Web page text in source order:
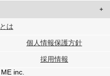
ザーに合わせたコンテンツや広告の
トナーに提供しています。
パートナーに提供した他の情報や、
は
個人情報保護方針
採用情報
inc.